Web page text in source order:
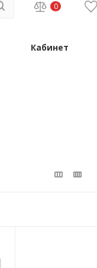
0
Кабинет